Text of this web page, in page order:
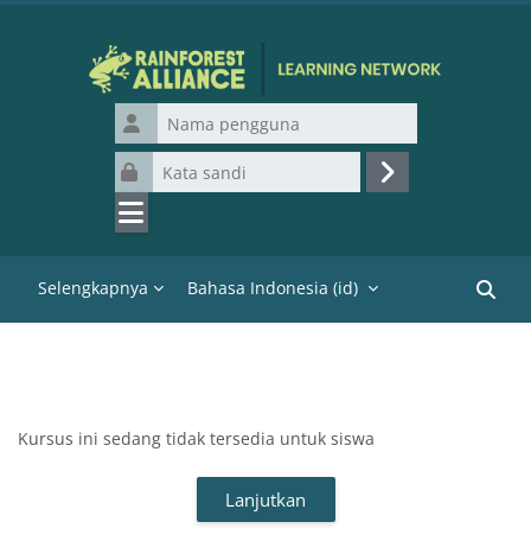
Nama pengguna
Kata sandi
Masuk
Selengkapnya Bahasa Indonesia ‎(id)‎
Cari
Kursus ini sedang tidak tersedia untuk siswa
Lanjutkan